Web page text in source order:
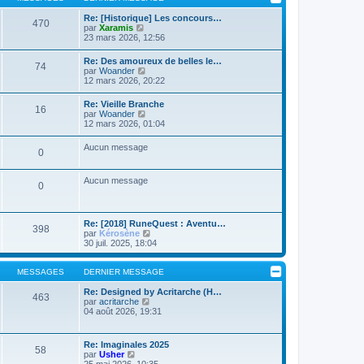
g
e
m
s
a
g
e
t
e
r
l
e
d
e
r
n
i
e
r
s
a
g
470
Re: [Historique] Les concours…
par Xaramis
o
u
l
t
e
r
l
e
d
e
r
i
e
e
s
s
a
g
e
23 mars 2026, 12:56
74
Re: Des amoureux de belles le…
par Woander
o
u
l
t
e
r
e
d
e
i
e
r
m
e
s
s
a
g
e
12 mars 2026, 20:22
16
Re: Vieille Branche
par Woander
o
u
t
e
e
d
e
r
n
i
e
m
e
s
s
g
e
12 mars 2026, 01:04
0 Aucun message
0 Aucun message
398
Re: [2018] RuneQuest : Aventu…
par Kérosène
o
n
s
u
l
t
r
d
e
r
30 juil. 2025, 18:04
MESSAGES DERNIER MESSAGE
463
Re: Designed by Acritarche (H…
par acritarche
o
u
l
t
04 août 2026, 19:31
58
Re: Imaginales 2025
par Usher